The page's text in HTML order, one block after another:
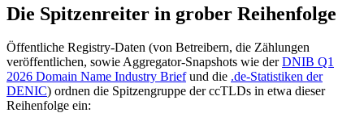
Die Spitzenreiter in grober Reihenfolge
Öffentliche Registry-Daten (von Betreibern, die Zählungen
veröffentlichen, sowie Aggregator-Snapshots wie derDNIB Q1
2026 Domain Name Industry Briefund die .de-Statistiken der
DENIC) ordnen die Spitzengruppe der ccTLDs in etwa dieser
Reihenfolge ein: